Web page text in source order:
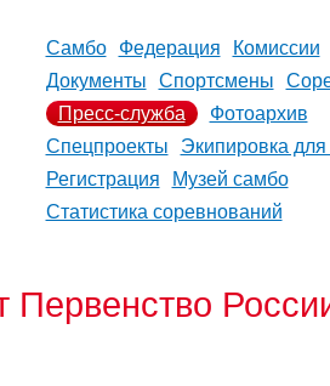
Самбо Федерация
Комиссии
Документы
Спортсмены
Пресс-служба
Фотоархив
Спецпроекты
Экипировка
Регистрация
Музей самбо
Статистика соревнований
Первенство